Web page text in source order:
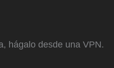
hágalo desde una VPN.